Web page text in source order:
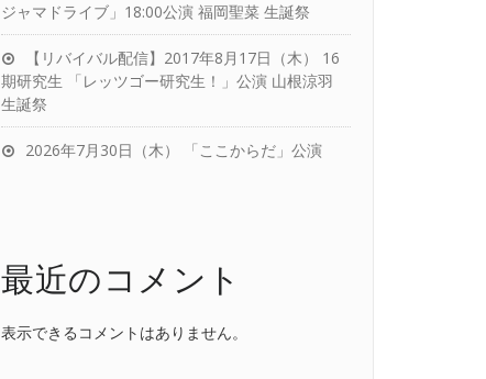
ジャマドライブ」18:00公演 福岡聖菜 生誕祭
【リバイバル配信】2017年8月17日（木） 16
期研究生 「レッツゴー研究生！」公演 山根涼羽
生誕祭
2026年7月30日（木） 「ここからだ」公演
最近のコメント
表示できるコメントはありません。